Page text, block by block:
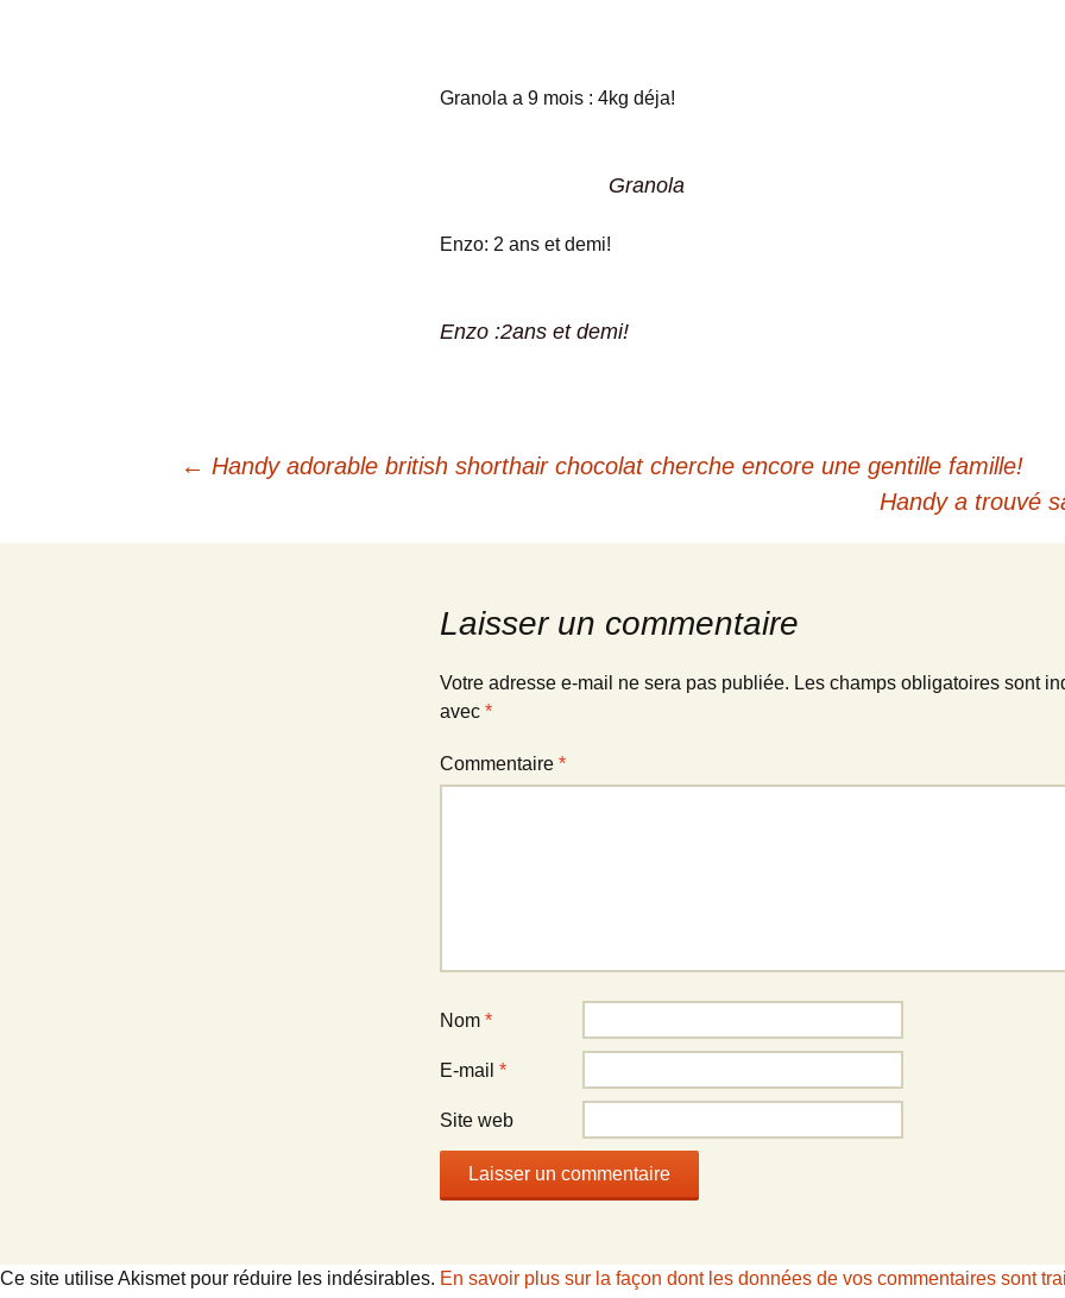
Granola a 9 mois : 4kg déja!
Granola
Enzo: 2 ans et demi!
Enzo :2ans et demi!
Navigation
des
← Handy adorable british shorthair chocolat cherche encore une gentille famille!
Handy a trouvé
Laisser un commentaire
Votre adresse e-mail ne sera pas publiée. Les champs obligatoires sont
avec *
Commentaire *
Nom *
E-mail *
Site web
Ce site utilise Akismet pour réduire les indésirables. En savoir plus sur la façon dont les données de vos commentaires sont